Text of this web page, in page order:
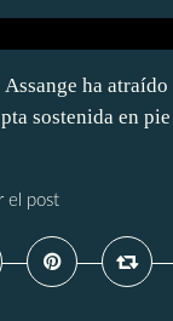
ha
sostenida en
el post